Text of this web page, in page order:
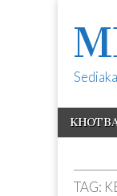
Main
menu
Skip
TAG: